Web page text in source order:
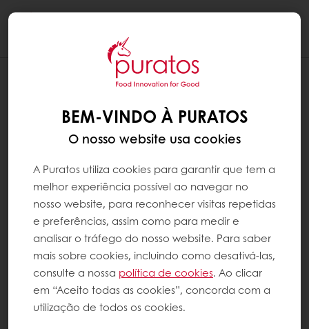
BEM-VINDO À PURATOS
O nosso website usa cookies
A Puratos utiliza cookies para garantir que tem a
melhor experiência possível ao navegar no
nosso website, para reconhecer visitas repetidas
e preferências, assim como para medir e
analisar o tráfego do nosso website. Para saber
mais sobre cookies, incluindo como desativá-las,
consulte a nossa política de cookies. Ao clicar
em “Aceito todas as cookies”, concorda com a
utilização de todos os cookies.